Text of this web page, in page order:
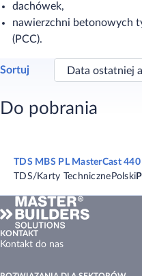
dachówek,
nawierzchni betonowych
(PCC).​
Sortuj
Do pobrania
TDS MBS PL MasterCast 440
TDS/Karty Techniczne Polski
KONTAKT
Kontakt do nas